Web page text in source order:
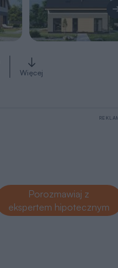
Więcej
Porozmawiaj z
ekspertem hipotecznym